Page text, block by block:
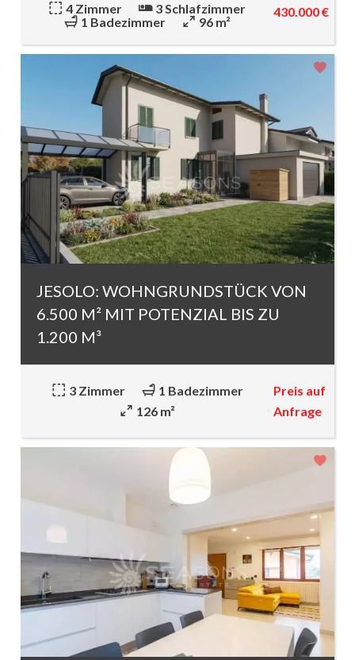
4 Zimmer
3 Schlafzimmer
1 Badezimmer
96 m²
430.000 €
JESOLO: WOHNGRUNDSTÜCK VON
6.500 M² MIT POTENZIAL BIS ZU
1.200 M³
3 Zimmer
1 Badezimmer
126 m²
Preis auf
Anfrage